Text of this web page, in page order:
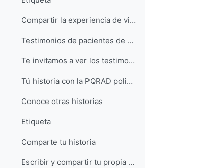
Compartir la experiencia de vivir con PQRAD es imp...
Testimonios de pacientes de PQRAD
Te invitamos a ver los testimonios de Priscila y S...
Tú historia con la PQRAD poliquistosis-pris...
Conoce otras historias
Etiqueta
Comparte tu historia
Escribir y compartir tu propia historia en relació...